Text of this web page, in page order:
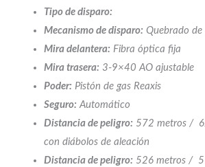
Tipo de disparo:
Mecanismo de disparo: Quebrado
Mira delantera: Fibra óptica fija
Mira trasera: 3-9×40 AO ajustable
Poder: Pistón de gas Reaxis
Seguro: Automático
Distancia de peligro: 572 metros /
con diábolos de aleación
Distancia de peligro: 526 metros /